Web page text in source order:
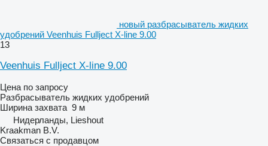
новый разбрасыватель жидких
удобрений Veenhuis Fullject X-line 9.00
13
Veenhuis Fullject X-line 9.00
Цена по запросу
Разбрасыватель жидких удобрений
Ширина захвата 9 м
Нидерланды, Lieshout
Kraakman B.V.
Связаться с продавцом